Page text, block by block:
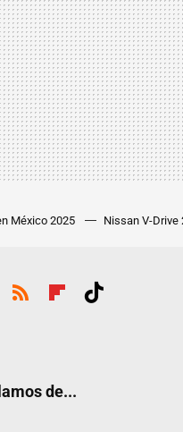
México 2025 Nissan V-Drive
de...